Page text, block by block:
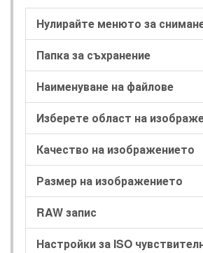
Нулирайте менюто за
Папка за съхранение
Наименуване на файлове
Изберете област на
Качество на изображението
Размер на изображението
RAW запис
Настройки за ISO